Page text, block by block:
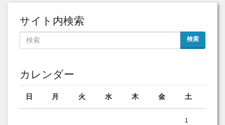
サイト内検索
検索
カレンダー
日 月 火 水 木 金 土
1